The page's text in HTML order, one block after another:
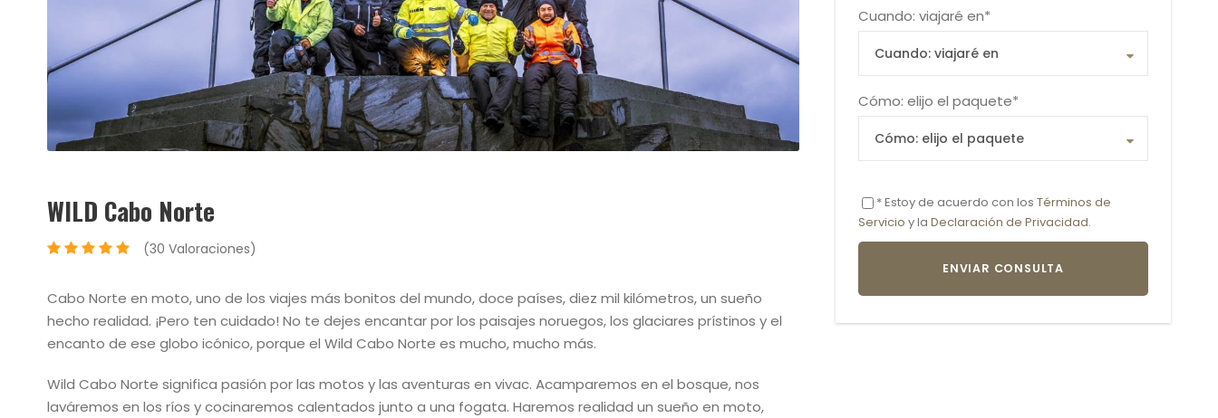
Cuando: viajaré en*
Cómo: elijo el paquete*
* Estoy de acuerdo con los Términos de
Servicio y la Declaración de Privacidad.
WILD Cabo Norte
(30 Valoraciones)
Cabo Norte en moto, uno de los viajes más bonitos del mundo, doce países, diez mil kilómetros, un sueño
hecho realidad. ¡Pero ten cuidado! No te dejes encantar por los paisajes noruegos, los glaciares prístinos y el
encanto de ese globo icónico, porque el Wild Cabo Norte es mucho, mucho más.
Wild Cabo Norte significa pasión por las motos y las aventuras en vivac. Acamparemos en el bosque, nos
laváremos en los ríos y cocinaremos calentados junto a una fogata. Haremos realidad un sueño en moto,